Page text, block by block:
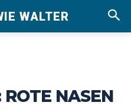
WALTER
NASEN